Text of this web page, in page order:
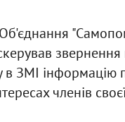
в ЗМІ
членів